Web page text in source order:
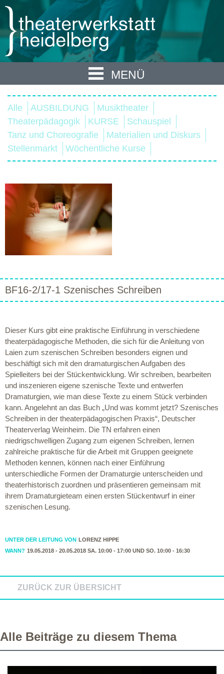
MENÜ
Alle AUSBILDUNG
Musiktheater
Theaterpädagogik
KURSE
Schauspiel
Tanz und Choreografie
Materialien und Diskurs
Stellenmarkt
Wöchentliche Kurse
BF16-2/17-1 Szenisches Schreiben
Dieser Kurs gibt eine praktische Einführung in verschiedene
theaterpädagogische Methoden, die sich für die Anleitung von
Laien zum szenischen Schreiben besonders eignen und
beschäftigt sich mit den dramaturgischen Aufgaben des
Spielleiters bei der Stückentwicklung. Wir schreiben, bearbeiten
und inszenieren eigene szenische Texte und entwerfen
Dramaturgien, wie man diese Texte zu einem Stück verbinden
kann. Angelehnt an das Buch „Und was kommt jetzt? Szenisches
Schreiben in der theaterpädagogischen Praxis“, Deutscher
Theaterverlag Weinheim. Die TN erfahren einen
niedrigschwelligen Zugang zum eigenen Schreiben, lernen
zahlreiche praktische für die Arbeit mit Gruppen geeignete
Methoden kennen, können nach einer Einführung
unterschiedliche Formen der Dramaturgie unterscheiden und
theaterhistorisch zuordnen und präsentieren gemeinsam mit
ihrem Dramaturgieteam einen ersten Stückentwurf in einer
szenischen Lesung.
UNTER DER LEITUNG VON LORENZ HIPPE
WANN? 19.05.2018 - 20.05.2018 SA. 10:00 - 17:00 UND SO. 10:00 - 16:30
ZURÜCK ZUR ÜBERSICHT
Alle Beiträge zu diesem Thema